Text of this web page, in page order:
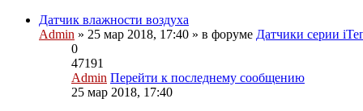
Датчик влажности воздуха
Admin » 25 мар 2018, 17:40 » в форуме Датчики серии
0
47191
Admin Перейти к последнему сообщению
25 мар 2018, 17:40